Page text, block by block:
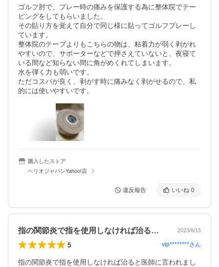
ゴルフ肘で、プレー時の痛みを保護する為に整体院でテー
ピングをしてもらいました。
その貼り方を覚えて自分で同じ様に貼ってゴルフプレーし
ています。
整体院のテープよりもこちらの物は、粘着力が弱く剥がれ
やすいので、サポーターなどで押さえていないと、夜寝て
いる間など知らない間に角がめくれてしまいます。
水を弾く力も弱いです。
ただコスパが良く、剥がす時に痛みなく剥がせるので、私
的には使いやすいです。
購入したストア
ヘリオジャパンYahoo!店
違反報告 いいね 0
指の関節炎で指を使用しなければ治ると医… 2023/8/15
5 vip********さん
指の関節炎で指を使用しなければ治ると医師に言われまし